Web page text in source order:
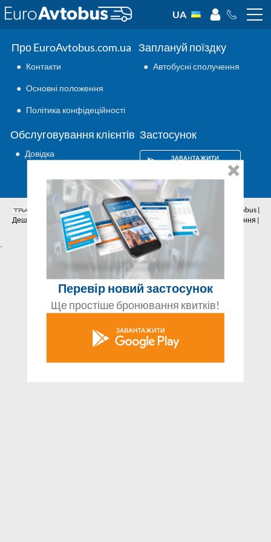
UA
Про EuroAvtobus.com.ua
● Контакти
● Основні положення
● Політика конфідеційності
Заплануй поїздку
● Автобусні сполучення
Обслуговування клієнтів
● Довідка
Застосунок
Аутсорсинг ІТ © 2026 | Всі права захищено | EuroAvtobus |
Дешеві автобусні квитки онлайн | Внутрішні та міжнародні перевезення |
Автобусні сполучення | Подорожі автобусами
`
Перевір новий застосунок
Ще простіше бронювання квитків!